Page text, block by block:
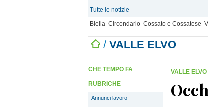
Tutte le notizie
Biella Circondario Cossato e Cossatese
/ VALLE ELVO
CHE TEMPO FA
RUBRICHE
Annunci lavoro
VALLE ELVO